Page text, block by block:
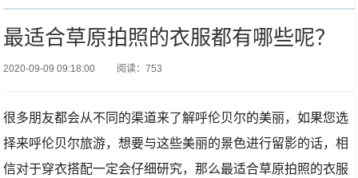
最适合草原拍照的衣服都有哪些呢？
2020-09-09 09:18:00 阅读：753
很多朋友都会从不同的渠道来了解呼伦贝尔的美丽，如果您选
择来呼伦贝尔旅游，想要与这些美丽的景色进行留影的话，相
信对于穿衣搭配一定会仔细研究，那么最适合草原拍照的衣服